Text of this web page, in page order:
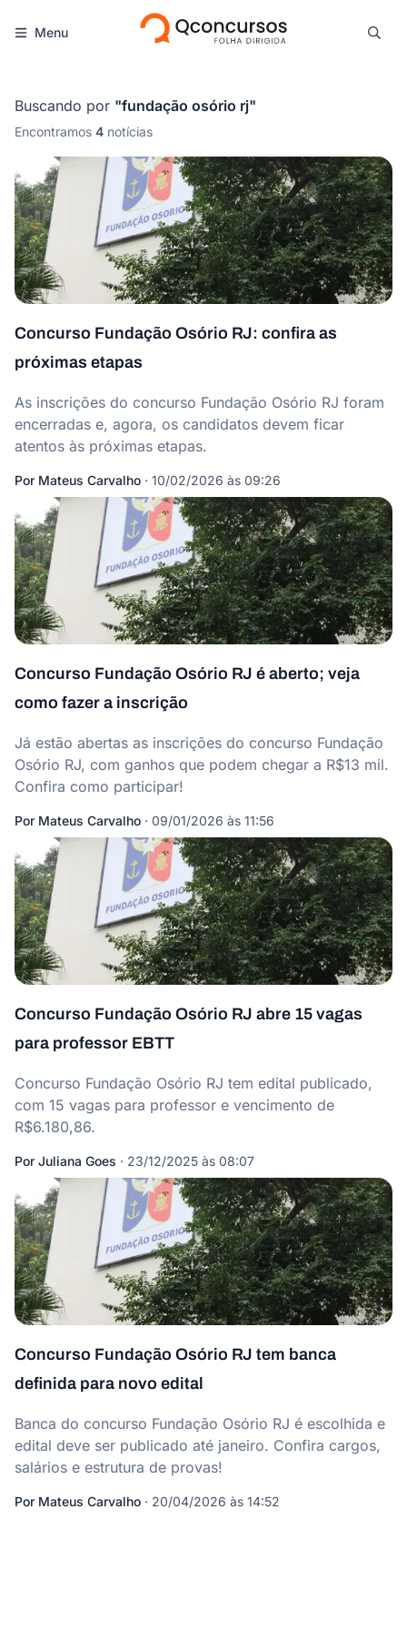
Menu
Buscando por "fundação osório rj"
Encontramos 4 notícias
Concurso Fundação Osório RJ: confira as
próximas etapas
As inscrições do concurso Fundação Osório RJ foram
encerradas e, agora, os candidatos devem ficar
atentos às próximas etapas.
Por Mateus Carvalho · 10/02/2026 às 09:26
Concurso Fundação Osório RJ é aberto; veja
como fazer a inscrição
Já estão abertas as inscrições do concurso Fundação
Osório RJ, com ganhos que podem chegar a R$13 mil.
Confira como participar!
Por Mateus Carvalho · 09/01/2026 às 11:56
Concurso Fundação Osório RJ abre 15 vagas
para professor EBTT
Concurso Fundação Osório RJ tem edital publicado,
com 15 vagas para professor e vencimento de
R$6.180,86.
Por Juliana Goes · 23/12/2025 às 08:07
Concurso Fundação Osório RJ tem banca
definida para novo edital
Banca do concurso Fundação Osório RJ é escolhida e
edital deve ser publicado até janeiro. Confira cargos,
salários e estrutura de provas!
Por Mateus Carvalho · 20/04/2026 às 14:52